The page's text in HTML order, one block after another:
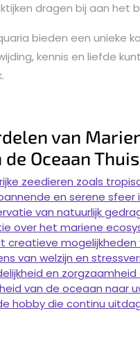
dragen bij aan het
bieden een unieke
kennis en liefde
van
Oceaan Thuis
zeedieren zoals
en serene sfeer
van natuurlijk
over het mariene
creatieve
van welzijn en
en
van de oceaan naar
hobby die continu